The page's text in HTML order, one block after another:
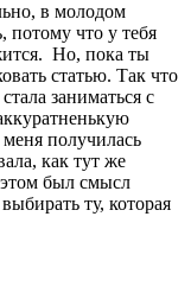
в молодом
потому что у тебя
Но, пока ты
статью. Так что
заниматься с
получилась
как тут же
был смысл
ту, которая